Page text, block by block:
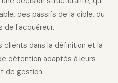
des passifs de la cible, du
l'acquéreur.
clients dans la définition et la
détention adaptés à leurs
de gestion.